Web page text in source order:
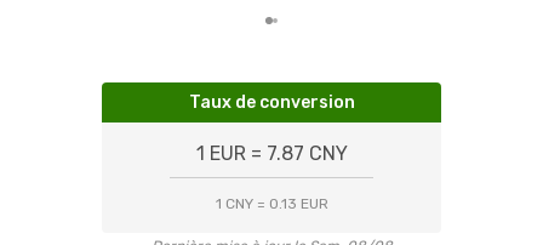
Taux de conversion
1 EUR = 7.87 CNY
1 CNY = 0.13 EUR